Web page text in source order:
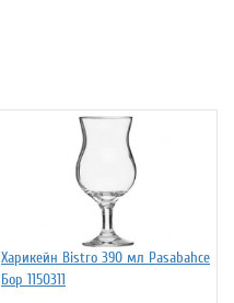
Харикейн Bistro 390 мл Pasabahce
Бор 1150311